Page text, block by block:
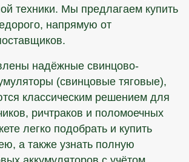
техники. Мы предлагаем купить
напрямую от
надёжные свинцово-
(свинцовые тяговые),
классическим решением для
ричтраков и поломоечных
легко подобрать и купить
а также узнать полную